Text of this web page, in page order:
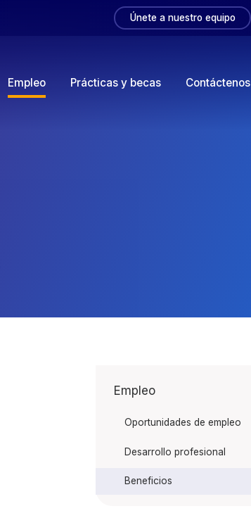
Únete a nuestro equipo
Empleo Prácticas y becas
Contáctenos
Empleo
Oportunidades de empleo
Desarrollo profesional
Beneficios